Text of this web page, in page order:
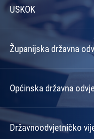
USKOK
Županijska državna
Općinska državna
Državnoodvjetničko